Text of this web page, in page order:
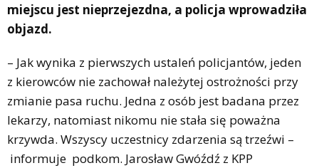
miejscu jest nieprzejezdna, a policja wprowadziła
objazd.
– Jak wynika z pierwszych ustaleń policjantów, jeden
z kierowców nie zachował należytej ostrożności przy
zmianie pasa ruchu. Jedna z osób jest badana przez
lekarzy, natomiast nikomu nie stała się poważna
krzywda. Wszyscy uczestnicy zdarzenia są trzeźwi –
informuje podkom. Jarosław Gwóźdź z KPP